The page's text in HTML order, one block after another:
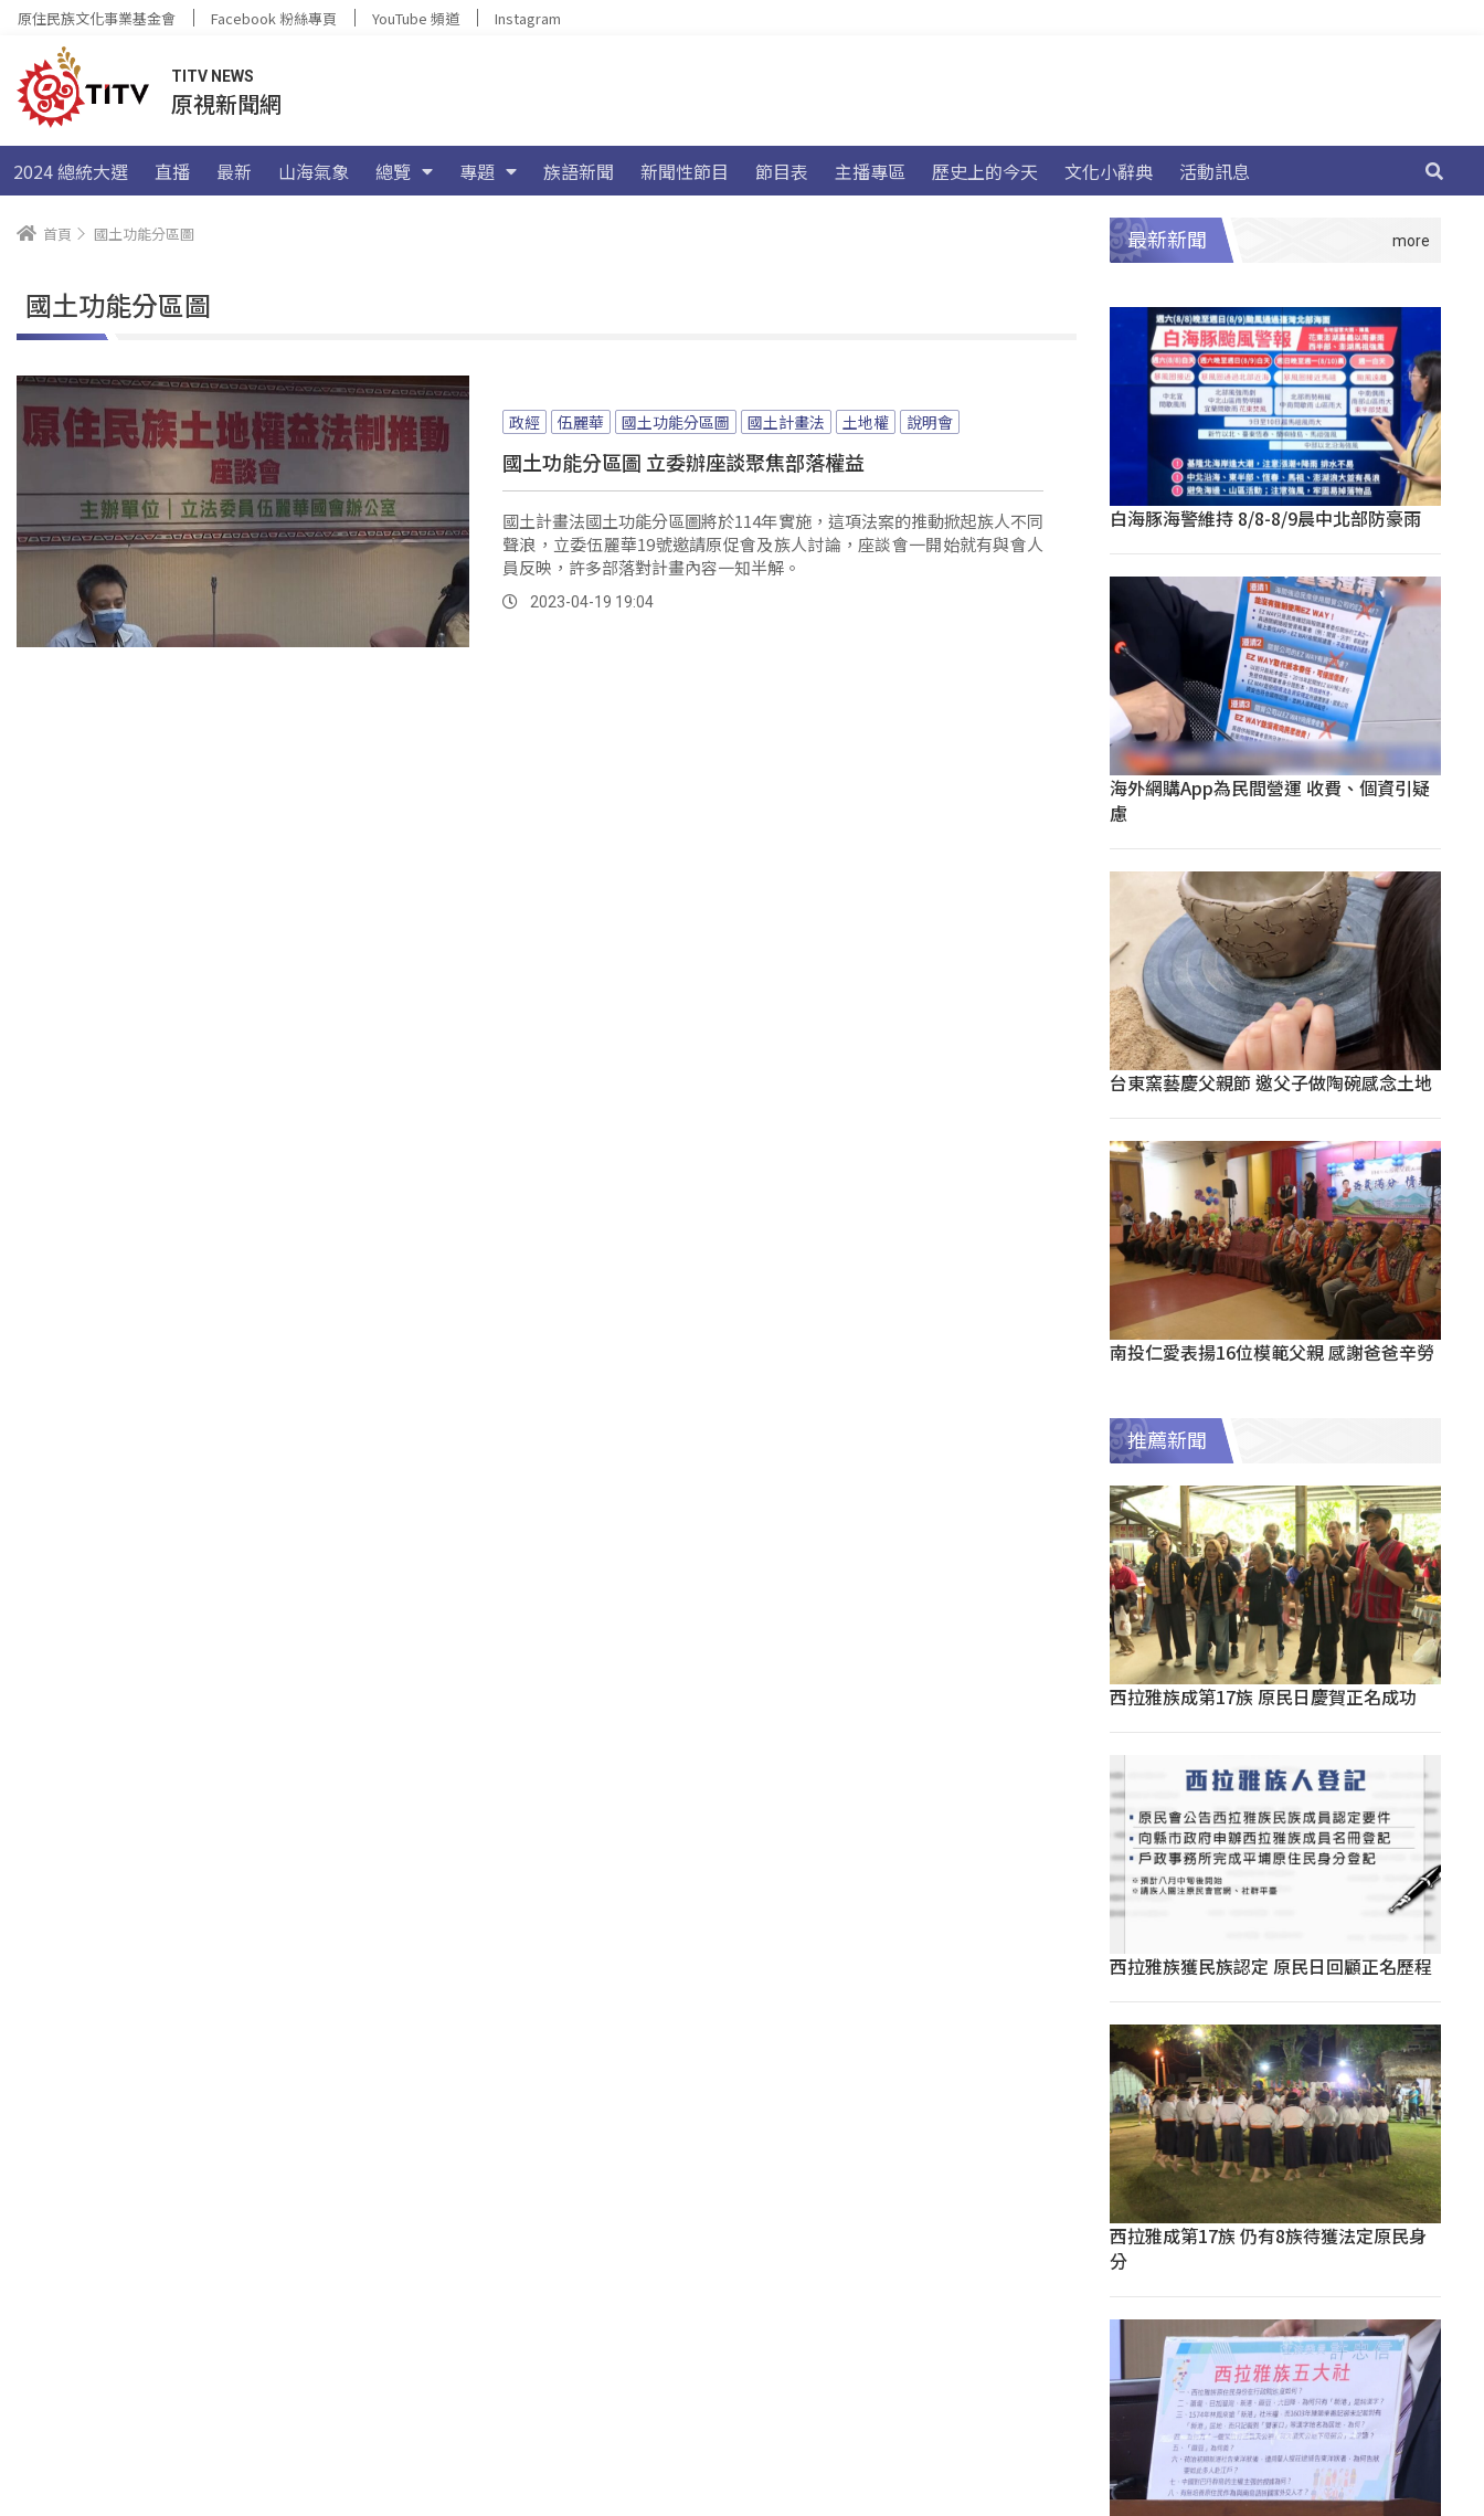
原住民族文化事業基金會 Facebook 粉絲專頁 YouTube 頻道 Instagram
TITV NEWS
原視新聞網
2024 總統大選 直播 最新 山海氣象 總覽 專題 族語新聞 新聞性節目 節目表 主播專區 歷史上的今天 文化小辭典 活動訊息
首頁 國土功能分區圖
國土功能分區圖
政經 伍麗華 國土功能分區圖 國土計畫法 土地權 說明會
國土功能分區圖 立委辦座談聚焦部落權益
國土計畫法國土功能分區圖將於114年實施，這項法案的推動掀起族人不同
聲浪，立委伍麗華19號邀請原促會及族人討論，座談會一開始就有與會人
員反映，許多部落對計畫內容一知半解。
2023-04-19 19:04
最新新聞
白海豚海警維持 8/8-8/9晨中北部防豪雨
海外網購App為民間營運 收費、個資引疑
慮
台東窯藝慶父親節 邀父子做陶碗感念土地
南投仁愛表揚16位模範父親 感謝爸爸辛勞
推薦新聞
西拉雅族成第17族 原民日慶賀正名成功
西拉雅族獲民族認定 原民日回顧正名歷程
西拉雅成第17族 仍有8族待獲法定原民身
分